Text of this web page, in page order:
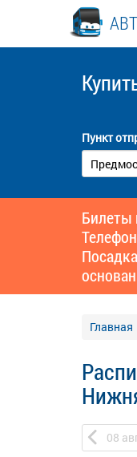
Пункт
Билеты
Главная
08